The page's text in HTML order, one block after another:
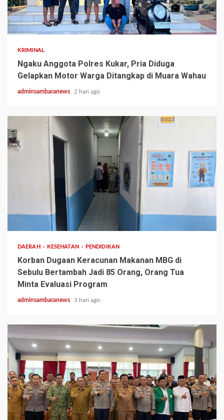
2 min read
KRIMINAL
Ngaku Anggota Polres Kukar, Pria Diduga
Gelapkan Motor Warga Ditangkap di Muara Wahau
adminsambaranews 2 hari ago
3 min read
DAERAH KESEHATAN PENDIDIKAN
Korban Dugaan Keracunan Makanan MBG di
Sebulu Bertambah Jadi 85 Orang, Orang Tua
Minta Evaluasi Program
adminsambaranews 3 hari ago